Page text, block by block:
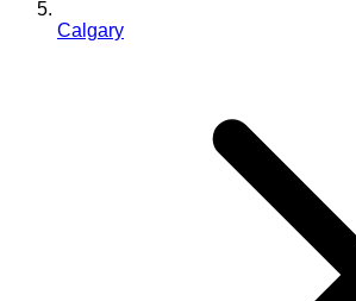
Calgary